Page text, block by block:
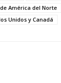
América del Norte
Unidos y Canadá